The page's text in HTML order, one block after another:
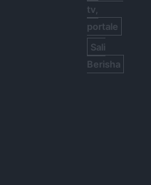
tv,
portale
Sali
Berisha